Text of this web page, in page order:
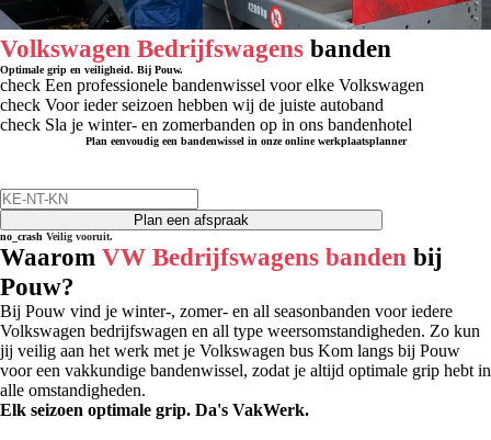
Volkswagen Bedrijfswagens banden
Optimale grip en veiligheid. Bij Pouw.
check Een professionele bandenwissel voor elke Volkswagen
check Voor ieder seizoen hebben wij de juiste autoband
check Sla je winter- en zomerbanden op in ons bandenhotel
Plan eenvoudig een bandenwissel in onze online werkplaatsplanner
Plan een afspraak
no_crash Veilig vooruit.
Waarom VW Bedrijfswagens banden bij
Pouw?
Bij Pouw vind je winter-, zomer- en all seasonbanden voor iedere
Volkswagen bedrijfswagen en all type weersomstandigheden. Zo kun
jij veilig aan het werk met je Volkswagen bus Kom langs bij Pouw
voor een vakkundige bandenwissel, zodat je altijd optimale grip hebt in
alle omstandigheden.
Elk seizoen optimale grip. Da's VakWerk.